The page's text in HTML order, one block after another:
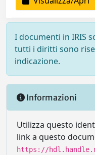
I documenti in IRIS
tutti i diritti sono
indicazione.
Informazioni
Utilizza questo
link a questo
https://